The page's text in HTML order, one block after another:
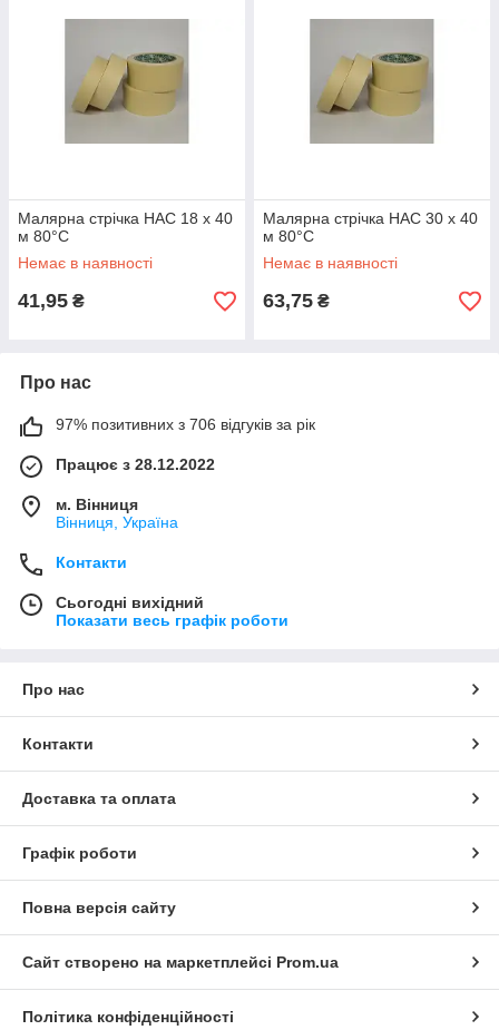
Малярна стрічка HAC 18 х 40
м 80°С
Немає в наявності
41,95 ₴
Малярна стрічка HAC 30 х 40
м 80°С
Немає в наявності
63,75 ₴
Про нас
97% позитивних з 706 відгуків за рік
Працює з 28.12.2022
м. Вінниця
Вінниця, Україна
Контакти
Сьогодні вихідний
Показати весь графік роботи
Про нас
Контакти
Доставка та оплата
Графік роботи
Повна версія сайту
Сайт створено на маркетплейсі Prom.ua
Політика конфіденційності